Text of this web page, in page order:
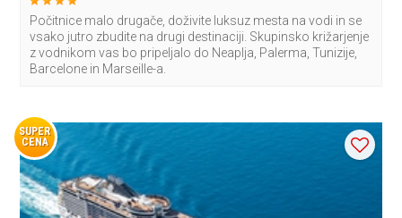
Počitnice malo drugače, doživite luksuz mesta na vodi in se
vsako jutro zbudite na drugi destinaciji. Skupinsko križarjenje
z vodnikom vas bo pripeljalo do Neaplja, Palerma, Tunizije,
Barcelone in Marseille-a.
SUPER
CENA